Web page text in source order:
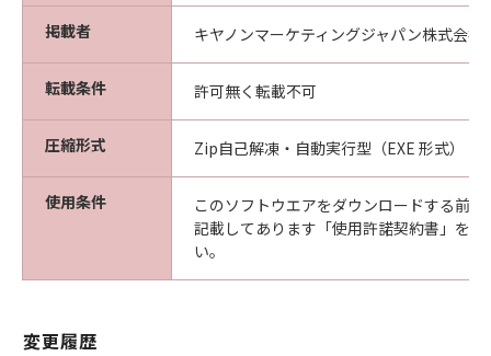
掲載者 キヤノンマーケティングジャパン株式会社
転載条件 許可無く転載不可
圧縮形式 Zip自己解凍・自動実行型（EXE 形式）
使用条件
このソフトウエアをダウンロードする前
記載してあります「使用許諾契約書」を
い。
変更履歴